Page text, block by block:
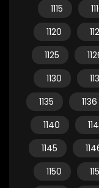
1115
1120
1125
1130
1135
1136
1140
1145
1150